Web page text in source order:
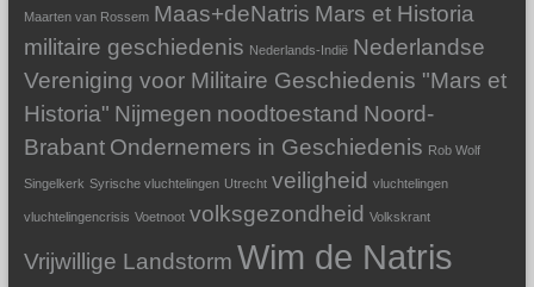
Maarten van Rossem Maas+deNatris Mars et Historia
militaire geschiedenis Nederlands-Indië Nederlandse
Vereniging voor Militaire Geschiedenis "Mars et
Historia" Nijmegen noodtoestand Noord-
Brabant Ondernemers in Geschiedenis Rob Wolf
Singelkerk Syrische vluchtelingen Utrecht veiligheid vluchtelingen
vluchtelingencrisis Voetnoot volksgezondheid Volkskrant
Vrijwillige Landstorm Wim de Natris